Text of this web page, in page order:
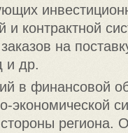
и контрактной
на
и др.
в финансовой
экономической
региона.